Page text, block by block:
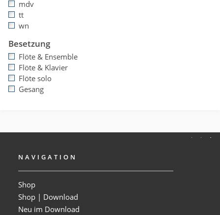
mdv
tt
wn
Besetzung
Flöte & Ensemble
Flöte & Klavier
Flöte solo
Gesang
NAVIGATION
Shop
Shop | Download
Neu im Download